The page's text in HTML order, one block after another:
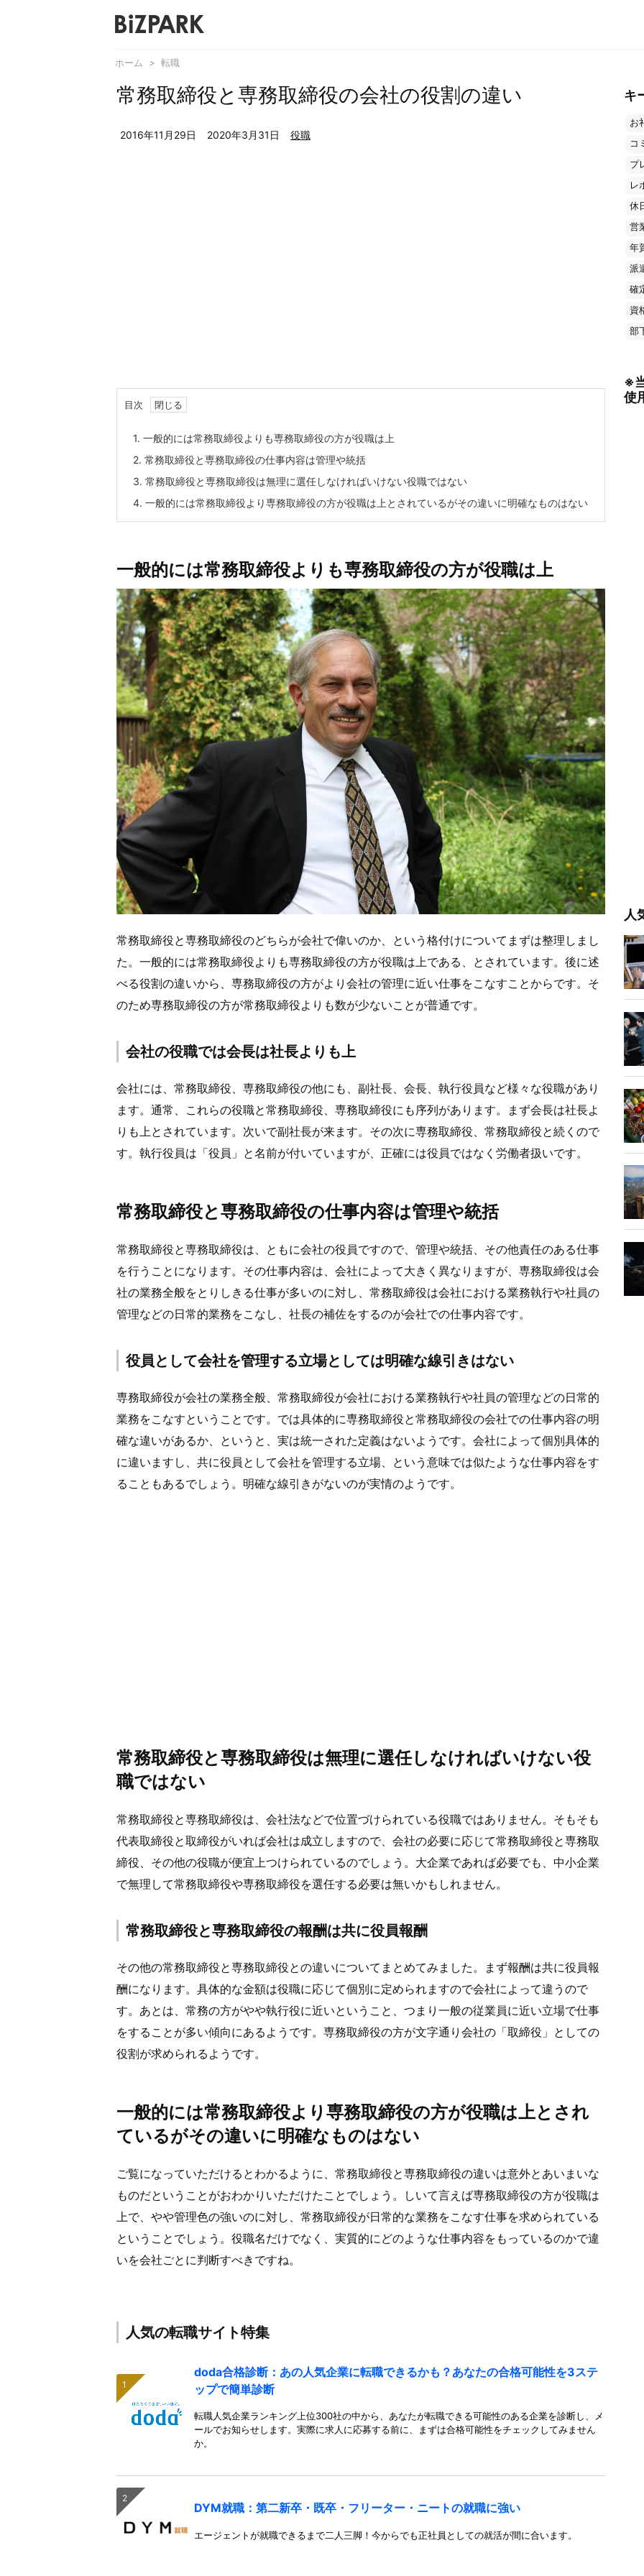
ホーム > 転職
常務取締役と専務取締役の会社の役割の違い
2016年11月29日 2020年3月31日 役職
目次
1. 一般的には常務取締役よりも専務取締役の方が役職は上
2. 常務取締役と専務取締役の仕事内容は管理や統括
3. 常務取締役と専務取締役は無理に選任しなければいけない役職ではない
4. 一般的には常務取締役より専務取締役の方が役職は上とされているがその違いに明確なものはない
一般的には常務取締役よりも専務取締役の方が役職は上
常務取締役と専務取締役のどちらが会社で偉いのか、という格付けについてまずは整理しまし
た。一般的には常務取締役よりも専務取締役の方が役職は上である、とされています。後に述
べる役割の違いから、専務取締役の方がより会社の管理に近い仕事をこなすことからです。そ
のため専務取締役の方が常務取締役よりも数が少ないことが普通です。
会社の役職では会長は社長よりも上
会社には、常務取締役、専務取締役の他にも、副社長、会長、執行役員など様々な役職があり
ます。通常、これらの役職と常務取締役、専務取締役にも序列があります。まず会長は社長よ
りも上とされています。次いで副社長が来ます。その次に専務取締役、常務取締役と続くので
す。執行役員は「役員」と名前が付いていますが、正確には役員ではなく労働者扱いです。
常務取締役と専務取締役の仕事内容は管理や統括
常務取締役と専務取締役は、ともに会社の役員ですので、管理や統括、その他責任のある仕事
を行うことになります。その仕事内容は、会社によって大きく異なりますが、専務取締役は会
社の業務全般をとりしきる仕事が多いのに対し、常務取締役は会社における業務執行や社員の
管理などの日常的業務をこなし、社長の補佐をするのが会社での仕事内容です。
役員として会社を管理する立場としては明確な線引きはない
専務取締役が会社の業務全般、常務取締役が会社における業務執行や社員の管理などの日常的
業務をこなすということです。では具体的に専務取締役と常務取締役の会社での仕事内容の明
確な違いがあるか、というと、実は統一された定義はないようです。会社によって個別具体的
に違いますし、共に役員として会社を管理する立場、という意味では似たような仕事内容をす
ることもあるでしょう。明確な線引きがないのが実情のようです。
常務取締役と専務取締役は無理に選任しなければいけない役
職ではない
常務取締役と専務取締役は、会社法などで位置づけられている役職ではありません。そもそも
代表取締役と取締役がいれば会社は成立しますので、会社の必要に応じて常務取締役と専務取
締役、その他の役職が便宜上つけられているのでしょう。大企業であれば必要でも、中小企業
で無理して常務取締役や専務取締役を選任する必要は無いかもしれません。
常務取締役と専務取締役の報酬は共に役員報酬
その他の常務取締役と専務取締役との違いについてまとめてみました。まず報酬は共に役員報
酬になります。具体的な金額は役職に応じて個別に定められますので会社によって違うので
す。あとは、常務の方がやや執行役に近いということ、つまり一般の従業員に近い立場で仕事
をすることが多い傾向にあるようです。専務取締役の方が文字通り会社の「取締役」としての
役割が求められるようです。
一般的には常務取締役より専務取締役の方が役職は上とされ
ているがその違いに明確なものはない
ご覧になっていただけるとわかるように、常務取締役と専務取締役の違いは意外とあいまいな
ものだということがおわかりいただけたことでしょう。しいて言えば専務取締役の方が役職は
上で、やや管理色の強いのに対し、常務取締役が日常的な業務をこなす仕事を求められている
ということでしょう。役職名だけでなく、実質的にどのような仕事内容をもっているのかで違
いを会社ごとに判断すべきですね。
人気の転職サイト特集
doda合格診断：あの人気企業に転職できるかも？あなたの合格可能性を3ステ
ップで簡単診断
転職人気企業ランキング上位300社の中から、あなたが転職できる可能性のある企業を診断し、メ
ールでお知らせします。実際に求人に応募する前に、まずは合格可能性をチェックしてみません
か。
DYM就職：第二新卒・既卒・フリーター・ニートの就職に強い
エージェントが就職できるまで二人三脚！今からでも正社員としての就活が間に合います。
キ
お
コ
プ
レ
休
営
年
派
確
資
部
※
使
人